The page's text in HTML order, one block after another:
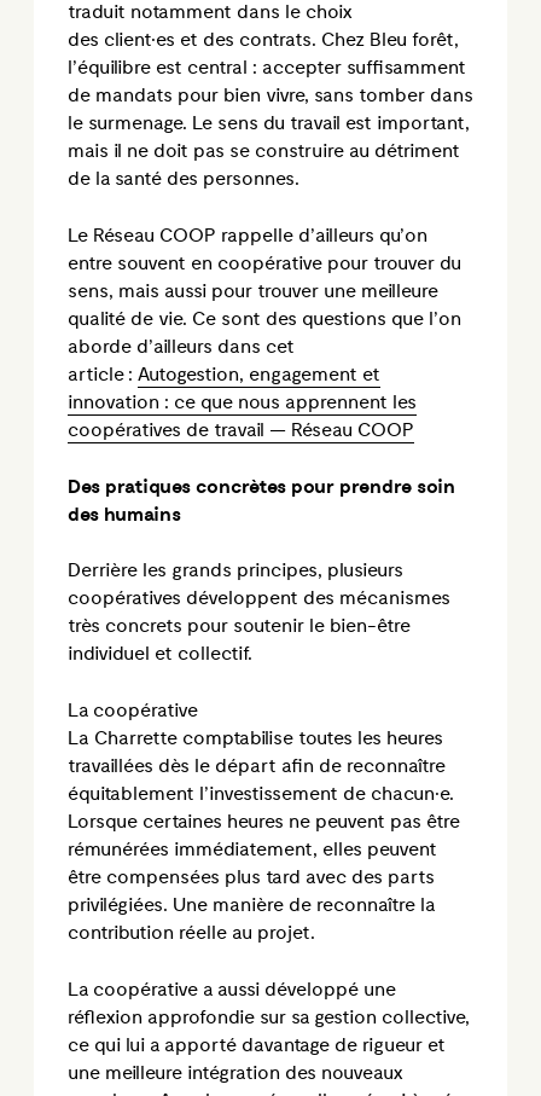
traduit notamment dans le choix
des client·es et des contrats. Chez Bleu forêt,
l’équilibre est central : accepter suffisamment
de mandats pour bien vivre, sans tomber dans
le surmenage. Le sens du travail est important,
mais il ne doit pas se construire au détriment
de la santé des personnes.
Le Réseau COOP rappelle d’ailleurs qu’on
entre souvent en coopérative pour trouver du
sens, mais aussi pour trouver une meilleure
qualité de vie. Ce sont des questions que l’on
aborde d’ailleurs dans cet
article : Autogestion, engagement et
innovation : ce que nous apprennent les
coopératives de travail — Réseau COOP
Des pratiques concrètes pour prendre soin
des humains
Derrière les grands principes, plusieurs
coopératives développent des mécanismes
très concrets pour soutenir le bien-être
individuel et collectif.
La coopérative
La Charrette comptabilise toutes les heures
travaillées dès le départ afin de reconnaître
équitablement l’investissement de chacun·e.
Lorsque certaines heures ne peuvent pas être
rémunérées immédiatement, elles peuvent
être compensées plus tard avec des parts
privilégiées. Une manière de reconnaître la
contribution réelle au projet.
La coopérative a aussi développé une
réflexion approfondie sur sa gestion collective,
ce qui lui a apporté davantage de rigueur et
une meilleure intégration des nouveaux